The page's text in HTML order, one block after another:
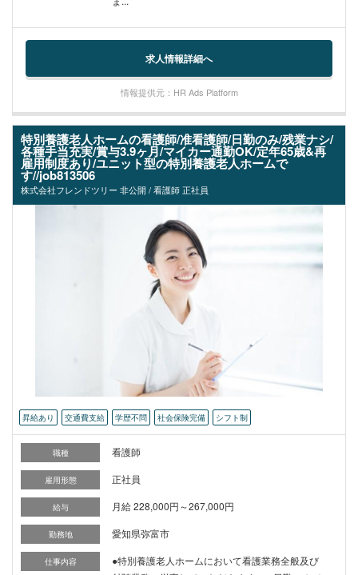
求人情報詳細へ
情報提供元：HR Ads Platform
特別養護老人ホームの看護師/准看護師/日勤のみ/残業ナシ/
各種手当充実/賞与3.9ヶ月/マイカー通勤OK/定年65歳&再
雇用制度あり/ユニット型の特別養護老人ホームで
す//job813506
株式会社フレンドツリー 非公開 / 看護師 正社員
昇給あり 交通費支給 学歴不問 社会保険完備 シフト制
職種 看護師
雇用形態 正社員
給与 月給 228,000円～267,000円
勤務地 愛知県弥富市
仕事内容
●特別養護老人ホームにおいて看護業務全般及び